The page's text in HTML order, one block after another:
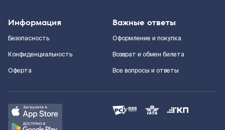
Информация
Безопасность
Конфиденциальность
Оферта
Важные ответы
Оформление и покупка
Возврат и обмен билета
Все вопросы и ответы